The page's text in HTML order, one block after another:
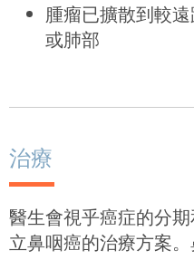
腫瘤已擴散到較
或肺部
治療
醫生會視乎癌症的分
立鼻咽癌的治療方案